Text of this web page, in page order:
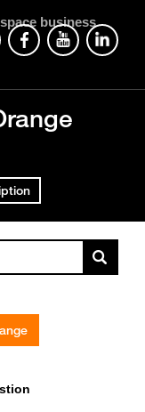
business